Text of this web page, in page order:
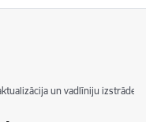
un vadlīniju izstrāde